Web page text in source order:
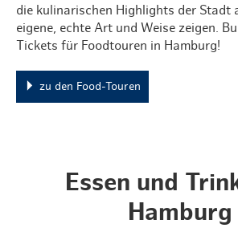
die kulinarischen Highlights der Stadt
eigene, echte Art und Weise zeigen.
Tickets für Foodtouren in Hamburg!
zu den Food-Touren
Essen und
Hamburg